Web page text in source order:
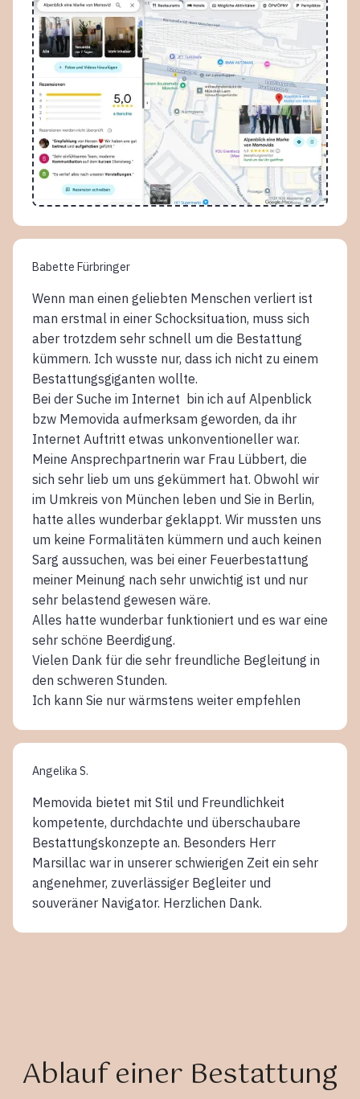
Babette Fürbringer
Wenn man einen geliebten Menschen verliert ist
man erstmal in einer Schocksituation, muss sich
aber trotzdem sehr schnell um die Bestattung
kümmern. Ich wusste nur, dass ich nicht zu einem
Bestattungsgiganten wollte.
Bei der Suche im Internet bin ich auf Alpenblick
bzw Memovida aufmerksam geworden, da ihr
Internet Auftritt etwas unkonventioneller war.
Meine Ansprechpartnerin war Frau Lübbert, die
sich sehr lieb um uns gekümmert hat. Obwohl wir
im Umkreis von München leben und Sie in Berlin,
hatte alles wunderbar geklappt. Wir mussten uns
um keine Formalitäten kümmern und auch keinen
Sarg aussuchen, was bei einer Feuerbestattung
meiner Meinung nach sehr unwichtig ist und nur
sehr belastend gewesen wäre.
Alles hatte wunderbar funktioniert und es war eine
sehr schöne Beerdigung.
Vielen Dank für die sehr freundliche Begleitung in
den schweren Stunden.
Ich kann Sie nur wärmstens weiter empfehlen
Angelika S.
Memovida bietet mit Stil und Freundlichkeit
kompetente, durchdachte und überschaubare
Bestattungskonzepte an. Besonders Herr
Marsillac war in unserer schwierigen Zeit ein sehr
angenehmer, zuverlässiger Begleiter und
souveräner Navigator. Herzlichen Dank.
Ablauf einer Bestattung